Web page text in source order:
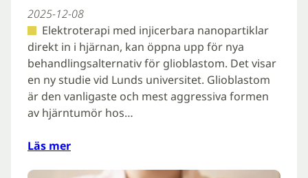
2025-12-08
Elektroterapi med injicerbara nanopartiklar
direkt in i hjärnan, kan öppna upp för nya
behandlingsalternativ för glioblastom. Det visar
en ny studie vid Lunds universitet. Glioblastom
är den vanligaste och mest aggressiva formen
av hjärntumör hos…
Läs mer